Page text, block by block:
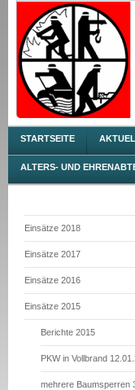
STARTSEITE
ALTERS- UND
Einsätze 2018
Einsätze 2017
Einsätze 2016
Einsätze 2015
Berichte 2015
PKW in Vollbrand
mehrere Baumsperren